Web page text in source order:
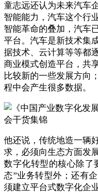
童志远还认为未来汽车
智能能力，汽车这个行
智能革命的叠加，汽车
平台。汽车是新技术集
据技术、云计算等等都
商业模式创造平台，共
比较新的一些发展方向
程中会产生很多数据。
他还说，传统地造一辆
求，必须向生态方面发
数字化转型的核心除了
态”业务转型外；还有
须建立平台式数字化企